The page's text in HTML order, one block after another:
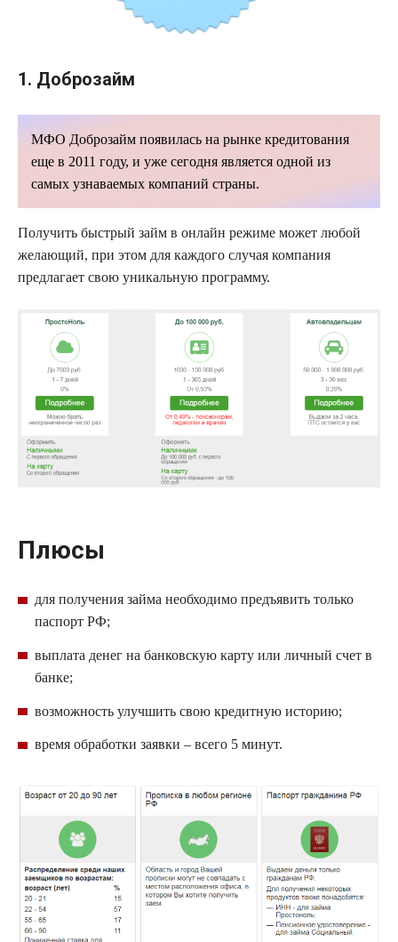
1. Доброзайм
МФО Доброзайм появилась на рынке кредитования
еще в 2011 году, и уже сегодня является одной из
самых узнаваемых компаний страны.
Получить быстрый займ в онлайн режиме может любой
желающий, при этом для каждого случая компания
предлагает свою уникальную программу.
Плюсы
для получения займа необходимо предъявить только
паспорт РФ;
выплата денег на банковскую карту или личный счет в
банке;
возможность улучшить свою кредитную историю;
время обработки заявки – всего 5 минут.